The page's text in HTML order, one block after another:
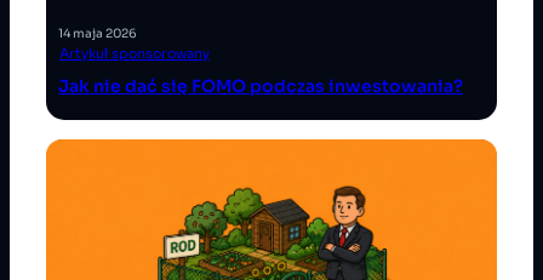
14 maja 2026
Artykuł sponsorowany
Jak nie dać się FOMO podczas inwestowania?